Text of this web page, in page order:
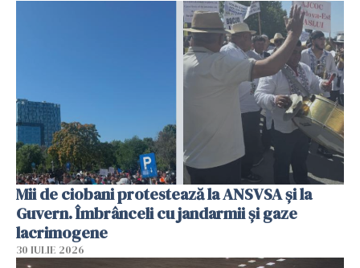
Mii de ciobani protestează la ANSVSA și la
Guvern. Îmbrânceli cu jandarmii și gaze
lacrimogene
30 IULIE 2026